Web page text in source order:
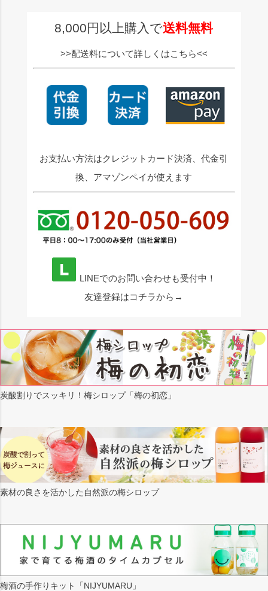
8,000円以上購入で送料無料
>>配送料について詳しくはこちら<<
お支払い方法はクレジットカード決済、代金引
換、アマゾンペイが使えます
LINEでのお問い合わせも受付中！
友達登録はコチラから→
炭酸割りでスッキリ！梅シロップ「梅の初恋」
素材の良さを活かした自然派の梅シロップ
梅酒の手作りキット「NIJYUMARU」